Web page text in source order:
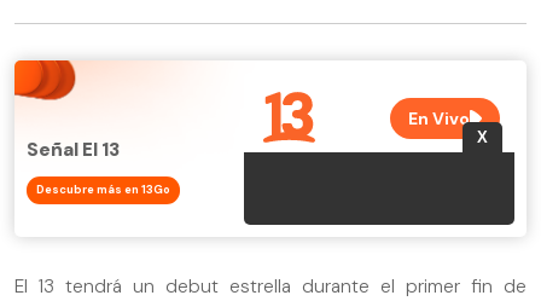
Señal El 13
Descubre más en 13Go
El 13 tendrá un debut estrella durante el primer fin de